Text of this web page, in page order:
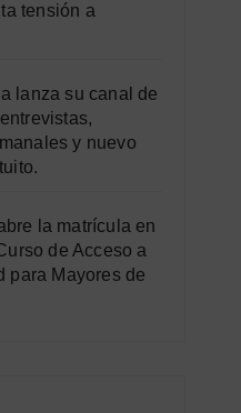
tensión a
lanza su canal de
y nuevo
la matrícula en
de Acceso a
para Mayores de